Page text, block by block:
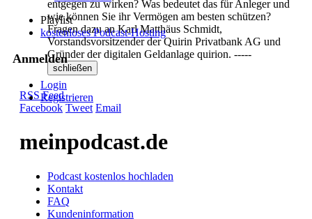
Playlist
kostenloses Podcast-Hosting
Anmelden
Login
Registrieren
entgegen zu wirken? Was bedeutet das für Anleger und
wie können Sie ihr Vermögen am besten schützen?
Fragen dazu an Karl Matthäus Schmidt,
Vorstandsvorsitzender der Quirin Privatbank AG und
Gründer der digitalen Geldanlage quirion. -----
schließen
RSS Feed
Facebook Tweet Email
meinpodcast.de
Podcast kostenlos hochladen
Kontakt
FAQ
Kundeninformation